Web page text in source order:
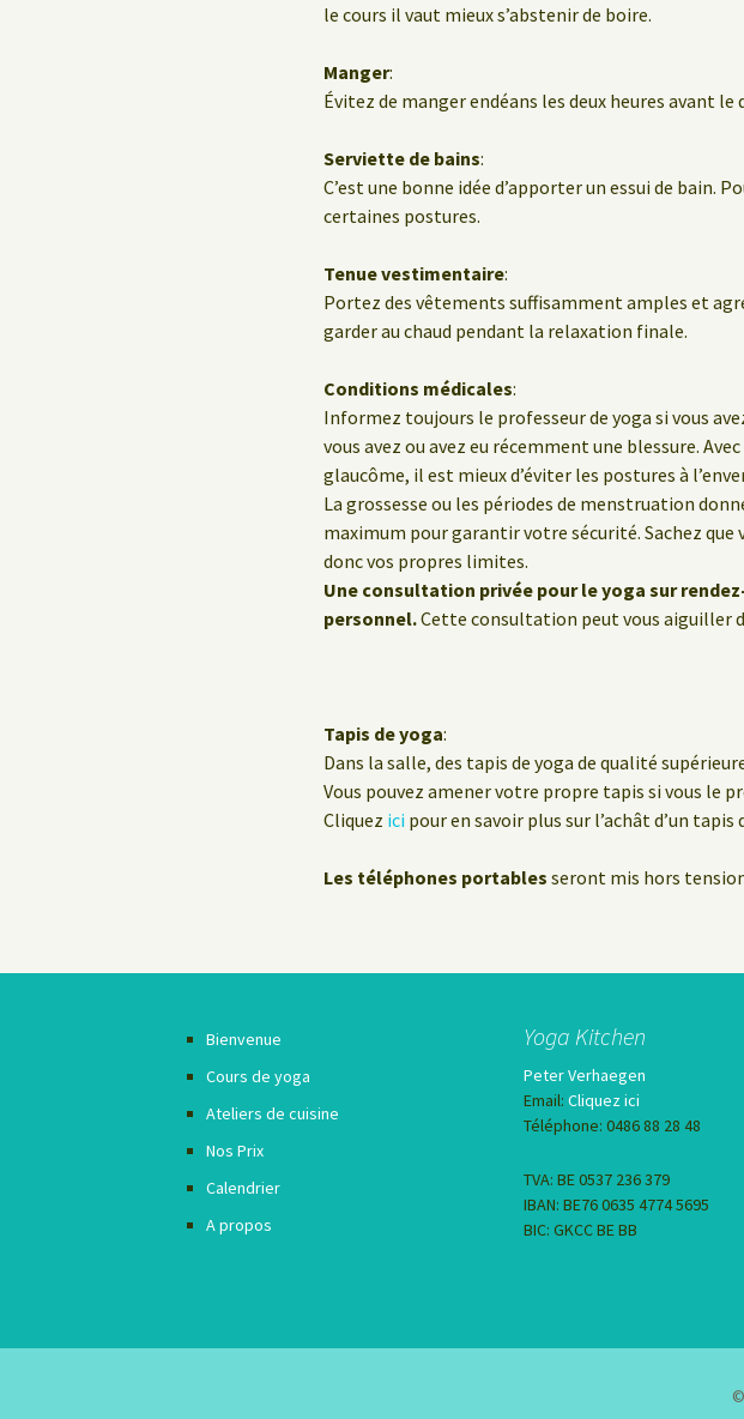
le cours il vaut mieux s’abstenir de boire.
Manger:
Évitez de manger endéans les deux heures avant le
Serviette de bains:
C’est une bonne idée d’apporter un essui de
certaines postures.
Tenue vestimentaire:
Portez des vêtements suffisamment amples et
garder au chaud pendant la relaxation finale.
Conditions médicales:
Informez toujours le professeur de yoga si vous
vous avez ou avez eu récemment une blessure.
glaucôme, il est mieux d’éviter les postures à
La grossesse ou les périodes de menstruation
maximum pour garantir votre sécurité. Sachez
donc vos propres limites.
Une consultation privée pour le yoga sur
personnel.Cette consultation peut vous aiguiller
Tapis de yoga:
Dans la salle, des tapis de yoga de qualité
Vous pouvez amener votre propre tapis si vous le
Cliquez ici pour en savoir plus sur l’achât d’un tapis
Les téléphones portables seront mis hors
Bienvenue
Cours de yoga
Ateliers de cuisine
Nos Prix
Calendrier
A propos
Yoga Kitchen
Peter Verhaegen
Email: Cliquez ici
Téléphone: 0486 88 28 48
TVA: BE 0537 236 379
IBAN: BE76 0635 4774 5695
BIC: GKCC BE BB